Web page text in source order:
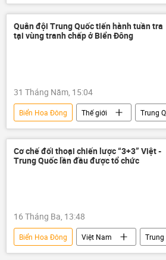
Bộ Ngoại giao Việt Nam
Bộ Chính
Chính trị
vấn đề lãnh thổ
Vấn đề biển đảo
Trung Quốc
Quân đội Trung Quốc tiến hành tuần tra
tại vùng tranh chấp ở Biển Đông
31 Tháng Năm, 15:04
Biển Hoa Đông Thế giới
Trung
Châu Á
Á-Thái Bình Dương
tuần tra
tàu tuần tra
Cơ chế đối thoại chiến lược “3+3” Việt -
Trung Quốc lần đầu được tổ chức
16 Tháng Ba, 13:48
Biển Hoa Đông Việt Nam
Trung
Bộ Quốc phòng Việt Nam